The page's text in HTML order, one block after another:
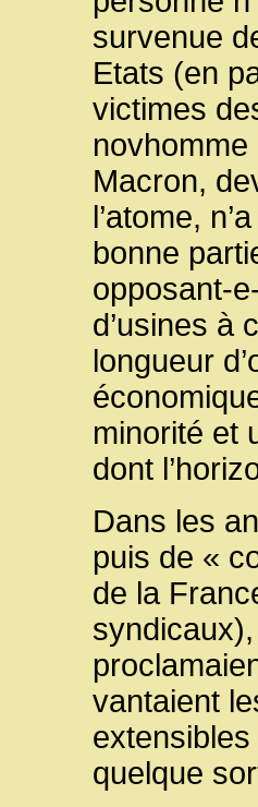
survenue
Etats (en
victimes
Macron,
l’atome,
bonne
opposant-
d’usines à
longueur
minorité et
dont
Dans les
puis de «
de la
vantaient
extensibles
quelque